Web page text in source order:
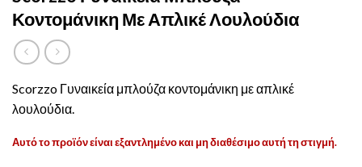
Κοντομάνικη Με Απλικέ Λουλούδια
Scorzzo Γυναικεία μπλούζα κοντομάνικη με απλικέ
λουλούδια.
Αυτό το προϊόν είναι εξαντλημένο και μη διαθέσιμο αυτή τη στιγμή.